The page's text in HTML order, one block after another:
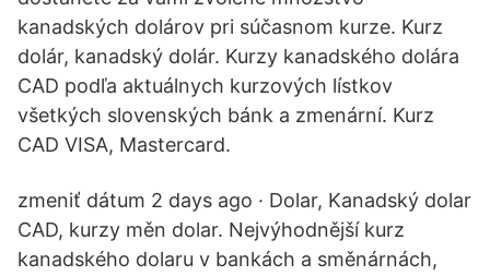
kanadských dolárov pri súčasnom kurze. Kurz
dolár, kanadský dolár. Kurzy kanadského dolára
CAD podľa aktuálnych kurzových lístkov
všetkých slovenských bánk a zmenární. Kurz
CAD VISA, Mastercard.
zmeniť dátum 2 days ago · Dolar, Kanadský dolar
CAD, kurzy měn dolar. Nejvýhodnější kurz
kanadského dolaru v bankách a směnárnách,